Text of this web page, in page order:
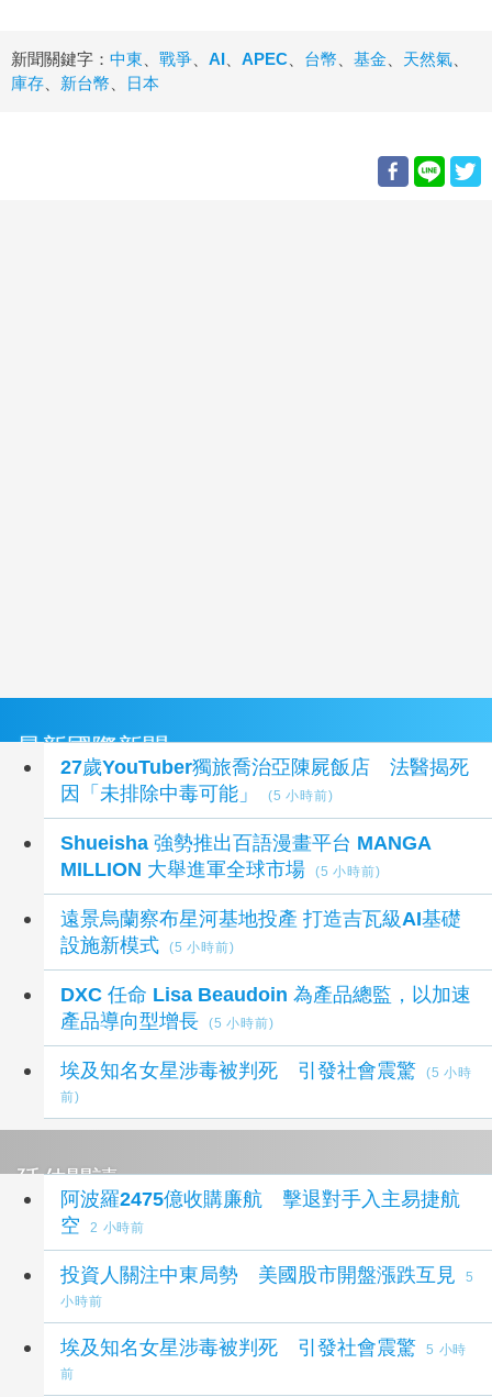
新聞關鍵字： 中東 戰爭 AI APEC 台幣 基金 天然氣
庫存
新台幣 日本
最新國際新聞
27歲YouTuber獨旅喬治亞陳屍飯店 法醫揭死
因「未排除中毒可能」
(5 小時前)
Shueisha 強勢推出百語漫畫平台 MANGA
MILLION 大舉進軍全球市場
(5 小時前)
遠景烏蘭察布星河基地投產 打造吉瓦級AI基礎
設施新模式
(5 小時前)
DXC 任命 Lisa Beaudoin 為產品總監，以加速
產品導向型增長
(5 小時前)
埃及知名女星涉毒被判死 引發社會震驚
(5 小時
前)
延伸閱讀
阿波羅2475億收購廉航 擊退對手入主易捷航
空
2 小時前
投資人關注中東局勢 美國股市開盤漲跌互見
5
小時前
埃及知名女星涉毒被判死 引發社會震驚
5 小時
前